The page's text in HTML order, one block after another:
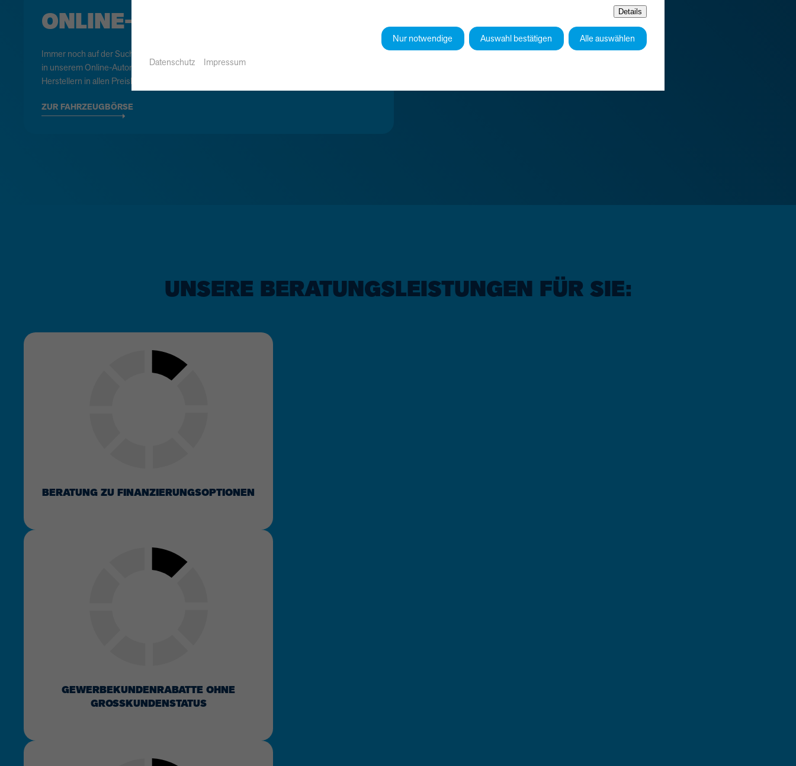
ONLINE-AUTOMARKT
Immer noch auf der Suche nach Ihrem Wunschmodell? Dann schauen Sie am besten gleich
in unserem Online-Automarkt vorbei; es hält für Sie über 400 Modelle von bis zu 18
Herstellern in allen Preisklassen und Aufbauarten bereit – vom Kleinstwagen bis zum Van.
ZUR FAHRZEUGBÖRSE
UNSERE BERATUNGSLEISTUNGEN FÜR SIE:
BERATUNG ZU FINANZIERUNGSOPTIONEN
GEWERBEKUNDENRABATTE OHNE
GROSSKUNDENSTATUS
Details
Nur notwendige Auswahl bestätigen Alle auswählen
Datenschutz Impressum